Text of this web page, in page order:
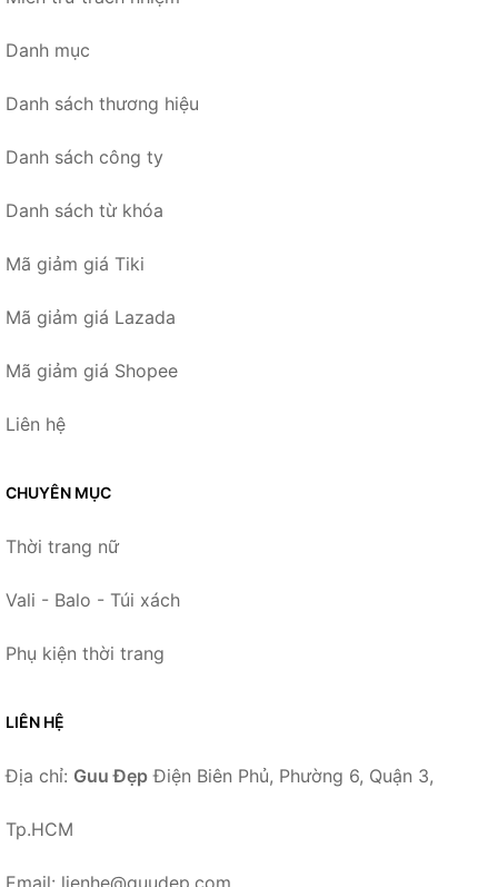
Danh mục
Danh sách thương hiệu
Danh sách công ty
Danh sách từ khóa
Mã giảm giá Tiki
Mã giảm giá Lazada
Mã giảm giá Shopee
Liên hệ
CHUYÊN MỤC
Thời trang nữ
Vali - Balo - Túi xách
Phụ kiện thời trang
LIÊN HỆ
Địa chỉ: Guu Đẹp Điện Biên Phủ, Phường 6, Quận 3,
Tp.HCM
Email: lienhe@guudep.com